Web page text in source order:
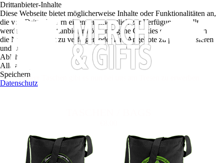
Unsere Taschen gibt es nun bei uns am Tresen zu erwerben
Drittanbieter-Inhalte
Diese Webseite bietet möglicherweise Inhalte oder Funktionalitäten an,
die von Drittanbietern eigenverantwortlich zur Verfügung gestellt
werden. Diese Drittanbieter können eigene Cookies setzen, z.B. um
die Nutzeraktivität zu verfolgen oder ihre Angebote zu personalisieren
und zu optimieren.
Ablehnen
Alle akzeptieren
Speichern
Datenschutz